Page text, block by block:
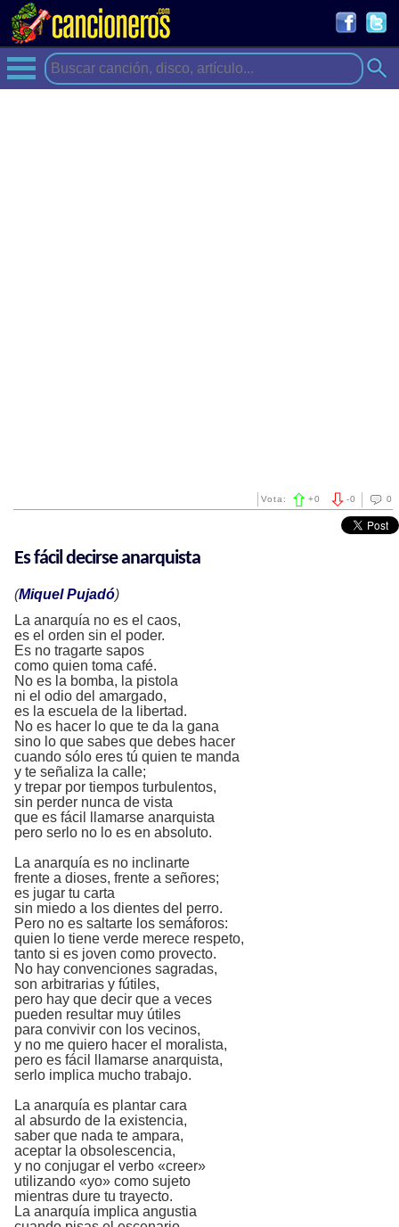
0
-0
Vota: +0
Es fácil decirse anarquista
(Miquel Pujadó)
La anarquía no es el caos,
es el orden sin el poder.
Es no tragarte sapos
como quien toma café.
No es la bomba, la pistola
ni el odio del amargado,
es la escuela de la libertad.
No es hacer lo que te da la gana
sino lo que sabes que debes hacer
cuando sólo eres tú quien te manda
y te señaliza la calle;
y trepar por tiempos turbulentos,
sin perder nunca de vista
que es fácil llamarse anarquista
pero serlo no lo es en absoluto.
La anarquía es no inclinarte
frente a dioses, frente a señores;
es jugar tu carta
sin miedo a los dientes del perro.
Pero no es saltarte los semáforos:
quien lo tiene verde merece respeto,
tanto si es joven como provecto.
No hay convenciones sagradas,
son arbitrarias y fútiles,
pero hay que decir que a veces
pueden resultar muy útiles
para convivir con los vecinos,
y no me quiero hacer el moralista,
pero es fácil llamarse anarquista,
serlo implica mucho trabajo.
La anarquía es plantar cara
al absurdo de la existencia,
saber que nada te ampara,
aceptar la obsolescencia,
y no conjugar el verbo «creer»
utilizando «yo» como sujeto
mientras dure tu trayecto.
La anarquía implica angustia